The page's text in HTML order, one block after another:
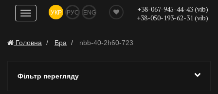
Показати
навігацію
УКР РУС ENG
+38-067-945-44-43 (vib)
+38-050-193-62-31 (vib)
Головна Бра nbb-40-2h60-723
Фільтр перегляду